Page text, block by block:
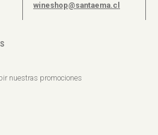
wineshop@santaema.cl
nuestras promociones